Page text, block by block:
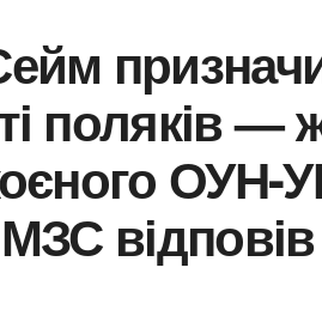
поляків —
ОУН-
відповів